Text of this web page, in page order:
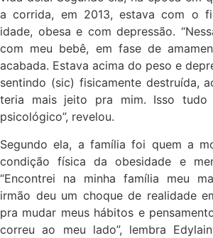
a corrida, em 2013, estava com o
idade, obesa e com depressão.
com meu bebê, em fase de
acabada. Estava acima do peso e
sentindo (sic) fisicamente destruída,
teria mais jeito pra mim. Isso tudo
psicológico”, revelou.
Segundo ela, a família foi quem a
condição física da obesidade e
“Encontrei na minha família meu
irmão deu um choque de realidade
pra mudar meus hábitos e
correu ao meu lado”, lembra